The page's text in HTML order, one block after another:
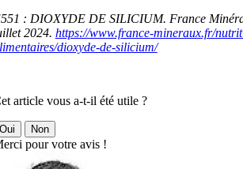
: DIOXYDE DE SILICIUM. France
2024. https://www.france-mineraux.fr/
dioxyde-de-silicium/
article vous a-t-il été utile ?
Non
pour votre avis !